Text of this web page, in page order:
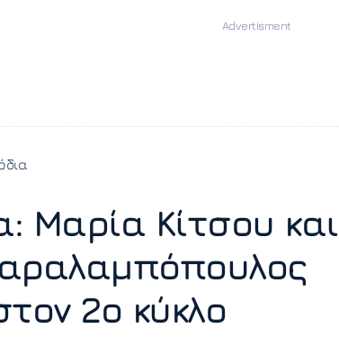
Μαρία Κίτσου και
2ο κύκλο